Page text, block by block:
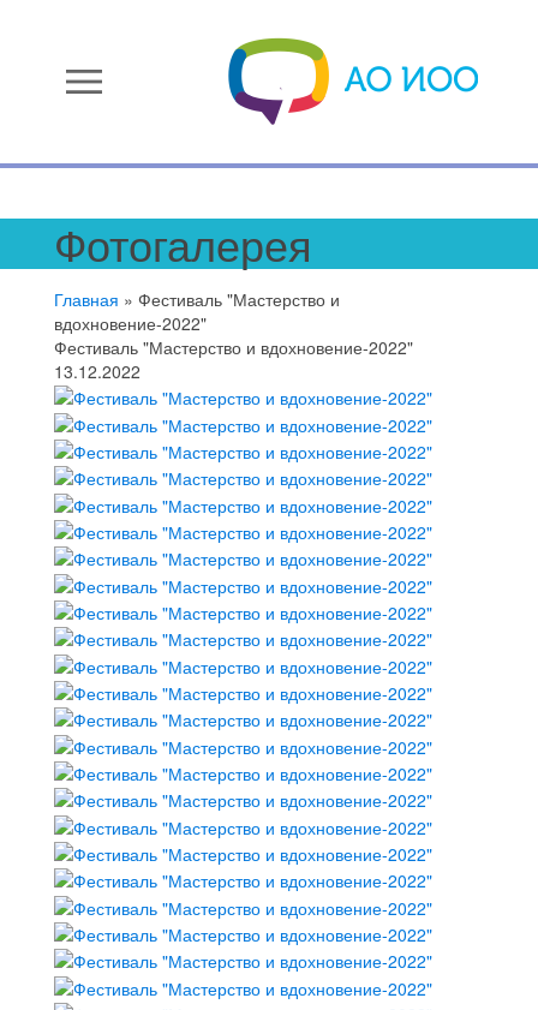
menu
Фотогалерея
Главная » Фестиваль "Мастерство и
вдохновение-2022"
Фестиваль "Мастерство и вдохновение-2022"
13.12.2022